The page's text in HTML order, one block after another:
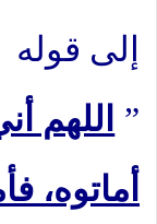
إلى قوله
” اللهم
أماتوه،